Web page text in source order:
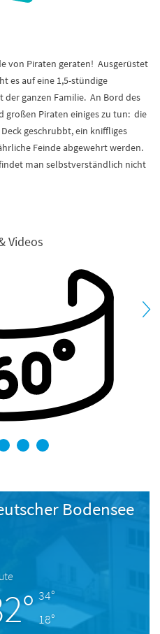
von Piraten geraten! Ausgerüstet
es auf eine 1,5-stündige
ganzen Familie. An Bord des
großen Piraten einiges zu tun: die
geschrubbt, ein kniffliges
Feinde abgewehrt werden.
man selbstverständlich nicht
Videos
3 4 5
Bodensee
34°
18°